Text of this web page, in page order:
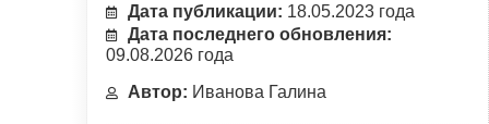
Дата публикации: 18.05.2023 года
Дата последнего обновления:
09.08.2026 года
Автор: Иванова Галина